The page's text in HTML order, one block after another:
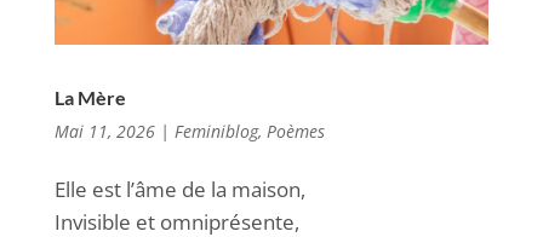
La Mère
Mai 11, 2026| Feminiblog, Poèmes
Elle est l’âme de la maison,
Invisible et omniprésente,